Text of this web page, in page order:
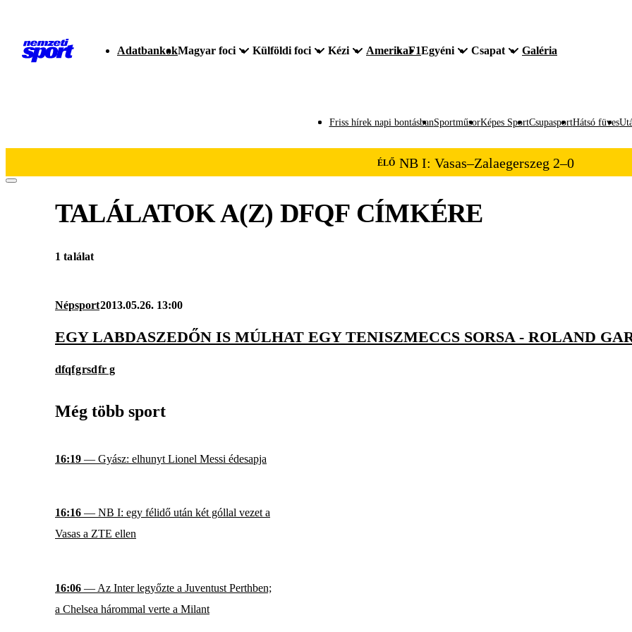
AdatbankokMagyar foci Külföldi foci Kézi AmerikaF1Egyéni Csapat Galéria
Friss hírek napi bontásbanSportműsorKépes SportCsupasportHátsó füves
ÉLŐ NB I: Vasas–Zalaegerszeg 2–0
TALÁLATOK A(Z) DFQFCÍMKÉRE
1 találat
Népsport2013.05.26. 13:00
EGY LABDASZEDŐN IS MÚLHAT EGY TENISZMECCS SORSA - ROLAND
dfqfgrsdfr g
Még több sport
16:19 — Gyász: elhunyt Lionel Messi édesapja
16:16 — NB I: egy félidő után két góllal vezet a
Vasas a ZTE ellen
16:06 — Az Inter legyőzte a Juventust Perthben;
a Chelsea hárommal verte a Milant